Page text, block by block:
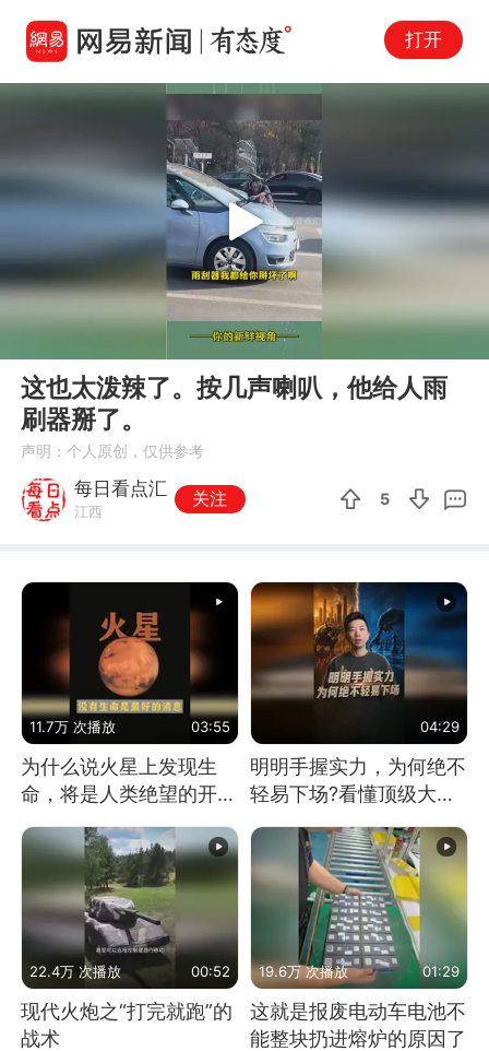
打开
Play
这也太泼辣了。按几声喇叭，他给人雨
刷器掰了。
声明：个人原创，仅供参考
每日看点汇
江西
关注 5
11.7万 次播放 03:55
为什么说火星上发现生
命，将是人类绝望的开
04:29
明明手握实力，为何绝不
轻易下场?看懂顶级大国
22.4万 次播放 00:52
现代火炮之“打完就跑”的
战术
19.6万 次播放 01:29
这就是报废电动车电池不
能整块扔进熔炉的原因了